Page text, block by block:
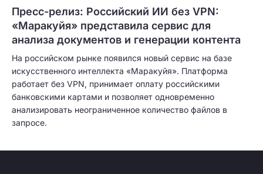
Пресс-релиз: Российский ИИ без VPN:
«Маракуйя» представила сервис для
анализа документов и генерации контента
На российском рынке появился новый сервис на базе
искусственного интеллекта «Маракуйя». Платформа
работает без VPN, принимает оплату российскими
банковскими картами и позволяет одновременно
анализировать неограниченное количество файлов в
запросе.